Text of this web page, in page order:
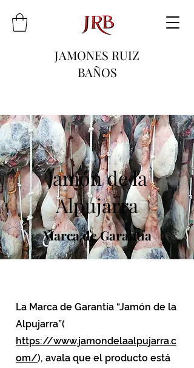
JAMONES RUIZ
BAÑOS
Jamón de la
Alpujarra
Marca de Garantía
La Marca de Garantía “Jamón de la
Alpujarra”(
https://www.jamondelaalpujarra.c
om/), avala que el producto está